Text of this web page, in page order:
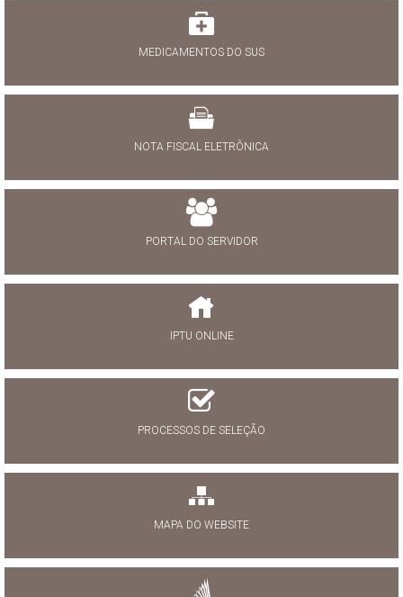
MEDICAMENTOS DO SUS
NOTA FISCAL ELETRÔNICA
PORTAL DO SERVIDOR
IPTU ONLINE
PROCESSOS DE SELEÇÃO
MAPA DO WEBSITE